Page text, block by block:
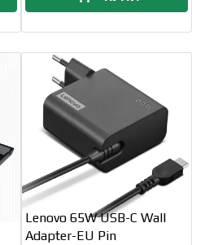
Lenovo 65W USB-C Wall
Adapter-EU Pin